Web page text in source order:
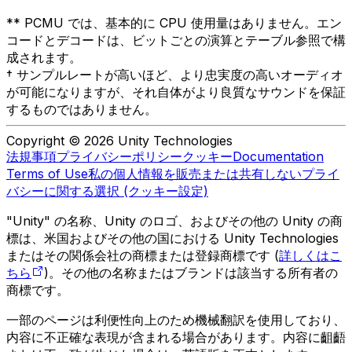
** PCMU では、基本的に CPU 使用量はありません。エン
コードとデコードは、ビットごとの演算とテーブル参照で構
成されます。
† サンプルレートが高いほど、より忠実度の高いオーディオ
が可能になりますが、それ自体がより良質なサウンドを保証
するものではありません。
Copyright © 2026 Unity Technologies
法規事項プライバシーポリシークッキーDocumentation
Terms of Use私の個人情報を販売または共有しないプライ
バシーに関する選択 (クッキー設定)
"Unity" の名称、Unity のロゴ、およびその他の Unity の商
標は、米国およびその他の国における Unity Technologies
またはその関係会社の商標または登録商標です (詳しくはこ
ちら
)。その他の名称またはブランドは該当する所有者の
商標です。
一部のページは利便性向上のため機械翻訳を使用しており、
内容に不正確な表現が含まれる場合があります。内容に齟齬